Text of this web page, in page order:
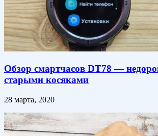
Обзор смартчасов DT78 —
старыми косяками
28 марта, 2020